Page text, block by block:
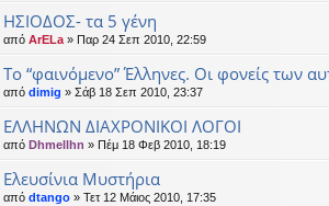
ΗΣΙΟΔΟΣ- τα 5 γένη
από ArELa » Παρ 24 Σεπ 2010, 22:59
Το “φαινόμενο” Έλληνες. Οι φονείς των
από dimig » Σάβ 18 Σεπ 2010, 23:37
ΕΛΛΗΝΩΝ ΔΙΑΧΡΟΝΙΚΟΙ ΛΟΓΟΙ
από Dhmellhn » Πέμ 18 Φεβ 2010, 18:19
Ελευσίνια Μυστήρια
από dtango » Τετ 12 Μάιος 2010, 17:35